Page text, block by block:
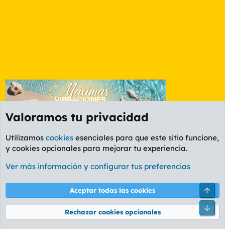
Foro General
Cookies
PL OLDSTYLE AMARILLO
Términos y reglas Política de privacidad Ayuda
Community platform by XenForo® © 2010-2026 XenForo Ltd.
Valoramos tu privacidad
Utilizamos cookies esenciales para que este sitio funcione,
y cookies opcionales para mejorar tu experiencia.
Ver más información y configurar tus preferencias
Aceptar todas las cookies
Rechazar cookies opcionales
Pie